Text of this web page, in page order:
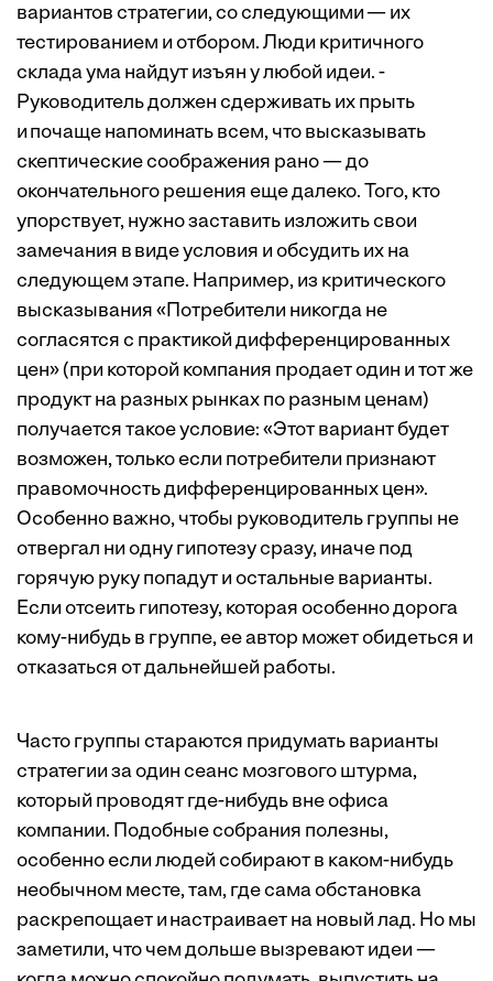
вариантов стратегии, со следующими — их
тестированием и отбором. Люди критичного
склада ума найдут изъян у любой идеи. ­
Руководитель должен сдерживать их прыть
и почаще напоминать всем, что высказывать
скептические соображения рано — до
окончательного решения еще далеко. Того, кто
упорст­вует, нужно заставить изложить свои
замечания в виде условия и обсудить их на
следующем этапе. Например, из критического
высказывания «Потребители никогда не
согласятся с практикой дифференцированных
цен» (при которой компания продает один и тот же
продукт на разных рынках по разным ценам)
получается такое условие: «Этот вариант будет
возможен, только если потребители признают
правомочность дифференцированных цен».
Особенно важно, чтобы руководитель группы не
отвергал ни одну гипотезу сразу, иначе под
горячую руку попадут и остальные варианты.
Если отсеить гипотезу, которая особенно дорога
кому-нибудь в группе, ее автор может обидеться и
отказаться от дальнейшей работы.
Часто группы стараются придумать варианты
стратегии за один сеанс мозгового штурма,
который проводят где-нибудь вне офиса
компании. Подобные собрания полезны,
особенно если людей собирают в каком-нибудь
необычном месте, там, где сама обстановка
раскрепощает и настраивает на новый лад. Но мы
заметили, что чем дольше вызревают идеи —